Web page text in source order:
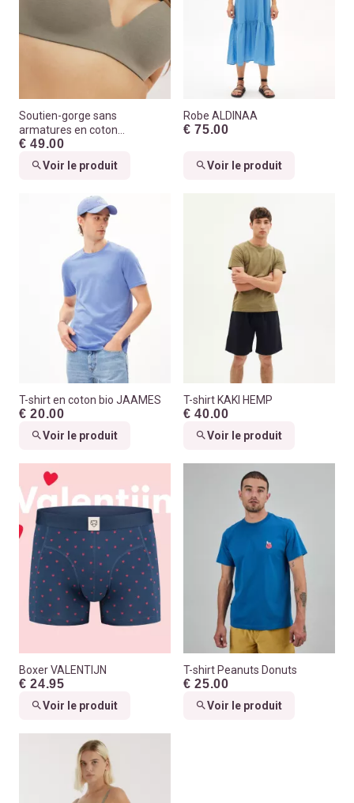
Soutien-gorge sans
armatures en coton
biologique
€ 49.00
Voir le produit
Robe ALDINAA
€ 75.00
Voir le produit
T-shirt en coton bio JAAMES
€ 20.00
Voir le produit
T-shirt KAKI HEMP
€ 40.00
Voir le produit
Boxer VALENTIJN
€ 24.95
Voir le produit
T-shirt Peanuts Donuts
€ 25.00
Voir le produit